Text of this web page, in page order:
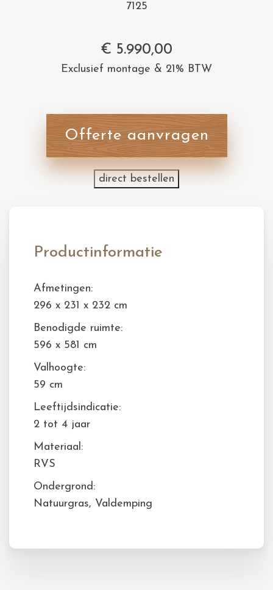
7125
€ 5.990,00
Exclusief montage & 21% BTW
Offerte aanvragen
direct bestellen
Productinformatie
Afmetingen:
296 x 231 x 232 cm
Benodigde ruimte:
596 x 581 cm
Valhoogte:
59 cm
Leeftijdsindicatie:
2 tot 4 jaar
Materiaal:
RVS
Ondergrond:
Natuurgras, Valdemping